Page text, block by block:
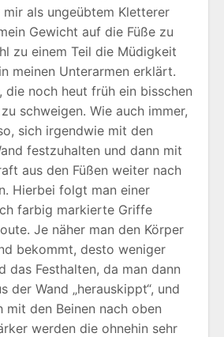
als ungeübtem Kletterer
Gewicht auf die Füße zu
zu einem Teil die Müdigkeit
meinen Unterarmen erklärt.
die noch heut früh ein bisschen
schweigen. Wie auch immer,
sich irgendwie mit den
festzuhalten und dann mit
aus den Füßen weiter nach
Hierbei folgt man einer
farbig markierte Griffe
Je näher man den Körper
bekommt, desto weniger
das Festhalten, da man dann
der Wand „herauskippt“, und
mit den Beinen nach oben
werden die ohnehin sehr